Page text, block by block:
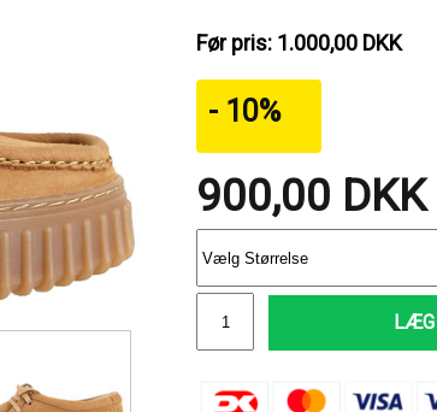
Før pris: 1.000,00 DKK
- 10%
900,00 DKK
LÆG